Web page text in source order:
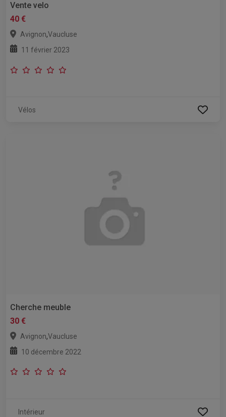
Vente velo
40 €
Avignon,Vaucluse
11 février 2023
Vélos
Cherche meuble
30 €
Avignon,Vaucluse
10 décembre 2022
Intérieur